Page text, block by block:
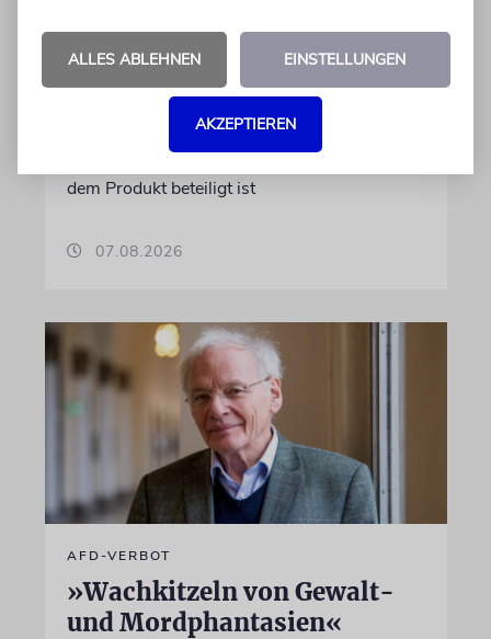
kann nicht mehr im Nebel
landen
das System »FalconEye« verzichtet, weil der
dem Produkt beteiligt ist
07.08.2026
AFD-VERBOT
»Wachkitzeln von Gewalt-
und Mordphantasien«
ALLES ABLEHNEN EINSTELLUNGEN
AKZEPTIEREN